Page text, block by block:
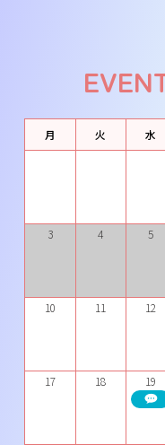
月 火 水
3 4 5
10 11 12
17 18 19